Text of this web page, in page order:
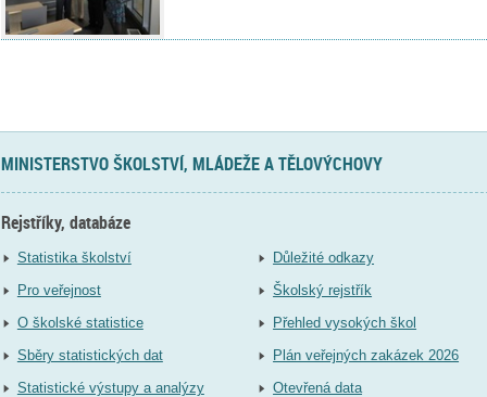
MINISTERSTVO ŠKOLSTVÍ, MLÁDEŽE A TĚLOVÝCHOVY
Rejstříky, databáze
Statistika školství
Pro veřejnost
O školské statistice
Sběry statistických dat
Statistické výstupy a analýzy
Důležité odkazy
Školský rejstřík
Přehled vysokých škol
Plán veřejných zakázek 2026
Otevřená data